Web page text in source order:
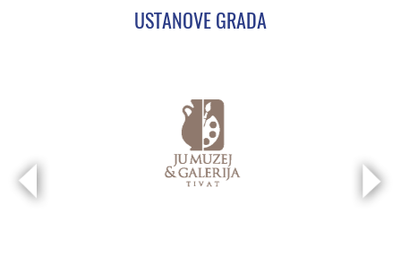
USTANOVE GRADA